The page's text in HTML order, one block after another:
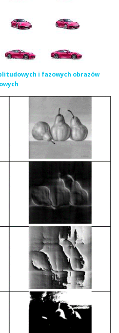
i fazowych obrazów